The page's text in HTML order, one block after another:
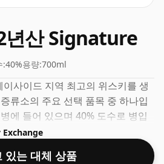
년산 Signature
:40%용량:700ml
사이드 지역 최고의 위스키를 생
류소의 주요 선택 품목 중 하나입
에 들어 있으며 40% 도수로 병입
있는 대체 상품